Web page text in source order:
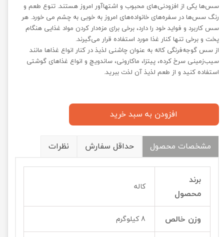
سس‌ها یکی از افزودنی‌های محبوب و اشتهاآور امروز هستند. تنوع طعم و
رنگ سس‌ها در سفره‌های خانواده‌های امروز به خوبی به چشم می خورد. هر
سس کاربرد و فواید خود را دارد، برخی برای مزه‌دار کردن مواد غذایی هنگام
پخت و برخی تنها کنار غذا مورد استفاده قرار می‌‌گیرند.
از سس گوجه‌فرنگی کاله به عنوان چاشنی لذیذ در کنار انواع غذاها مانند
سیب‌زمینی سرخ کرده، پیتزا، ماکارونی، ساندویچ و انواع غذاهای گوشتی
استفاده کنید و از طعم لذیذ آن لذت ببرید.
افزودن به سبد خرید
مشخصات محصول حداقل سفارش نظرات
برند
محصول
کاله
وزن خالص 8 کیلوگرم